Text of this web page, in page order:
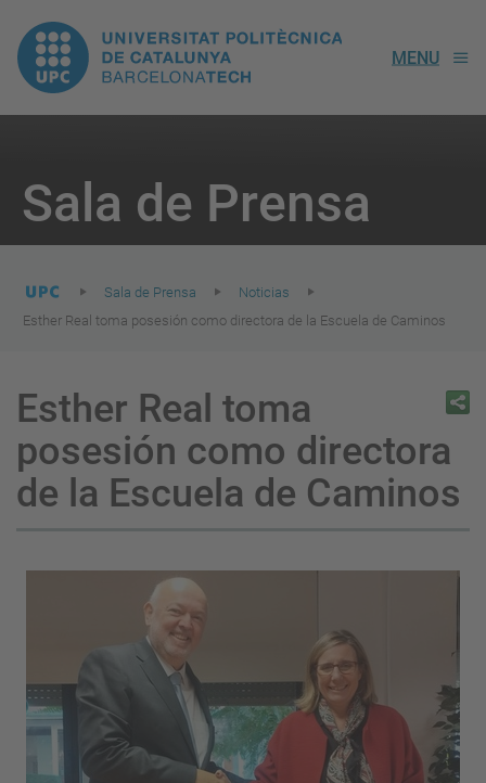
UPC.
Universitat
de
Catalunya
MENU
Sala de Prensa
here:
Sala de Prensa
Noticias
Esther Real toma posesión como directora de la Escuela de Caminos
Esther Real toma
posesión como directora
de la Escuela de Caminos